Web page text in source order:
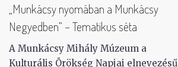
„Munkácsy nyomában a Munkácsy
Negyedben” – Tematikus séta
A Munkácsy Mihály Múzeum a
Kulturális Örökség Napjai elnevezésű